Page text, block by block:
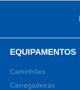
EQUIPAMENTOS
Caminhões
Carregadeiras